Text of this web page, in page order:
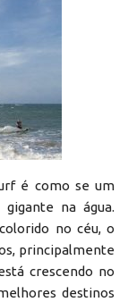
é como se um
na água.
no céu, o
principalmente
crescendo no
destinos